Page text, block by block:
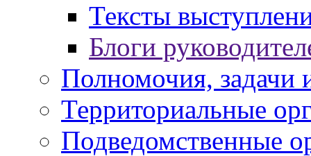
Тексты
Блоги
Полномочия, задачи
Территориальные
Подведомственные